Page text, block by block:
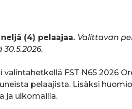
neljä (4) pelaajaa. Valittavan
FST N65 2026
pelaajista. Lisäksi
ja ulkomailla.